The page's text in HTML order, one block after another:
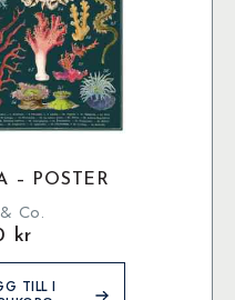
– POSTER
Co.
kr
TILL I